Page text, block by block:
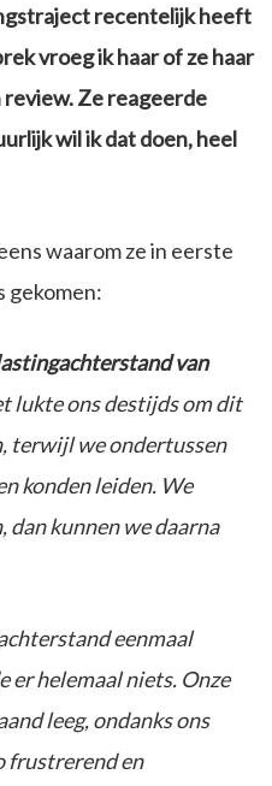
recentelijk heeft
vroeg ik haar of ze haar
Ze reageerde
wil ik dat doen, heel
waarom ze in eerste
gekomen:
van
lukte ons destijds om dit
terwijl we ondertussen
konden leiden. We
dan kunnen we daarna
eenmaal
er helemaal niets. Onze
leeg, ondanks ons
frustrerend en